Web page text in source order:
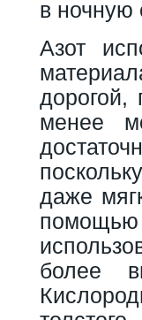
в ночную
Азот
дорогой,
менее
даже
более